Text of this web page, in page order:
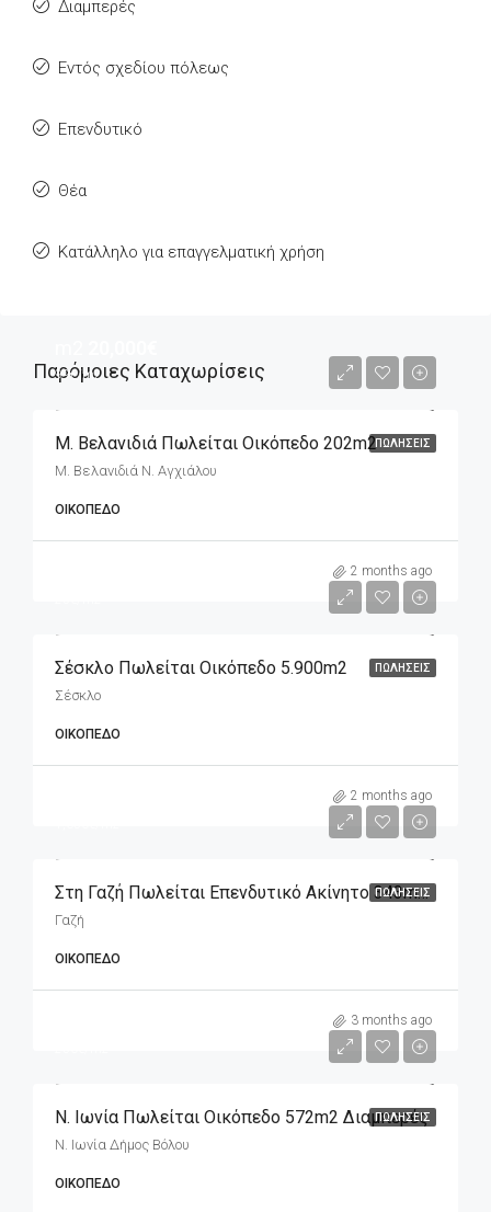
Διαμπερές
Εντός σχεδίου πόλεως
Επενδυτικό
Θέα
Κατάλληλο για επαγγελματική χρήση
Παρόμοιες Καταχωρίσεις
ΠΩΛΉΣΕΙΣ
99€/m2
Μ. Βελανιδιά Πωλείται Οικόπεδο 202m2
Μ. Βελανιδιά Ν. Αγχιάλου
ΟΙΚΌΠΕΔΟ
2 months ago
ΠΩΛΉΣΕΙΣ
Σέσκλο Πωλείται Οικόπεδο 5.900m2
Σέσκλο
ΟΙΚΌΠΕΔΟ
2 months ago
ΠΩΛΉΣΕΙΣ
Στη Γαζή Πωλείται Επενδυτικό Ακίνητο 343m2 (οικόπεδο), Διαμπερές
Γαζή
ΟΙΚΌΠΕΔΟ
3 months ago
ΠΩΛΉΣΕΙΣ
Ν. Ιωνία Πωλείται Οικόπεδο 572m2 Διαμπερές
Ν. Ιωνία Δήμος Βόλου
ΟΙΚΌΠΕΔΟ